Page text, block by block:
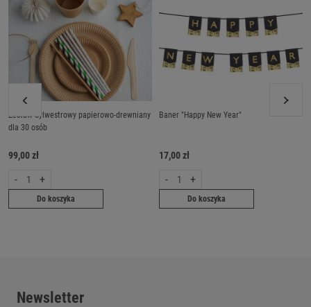
Zestaw Sylwestrowy papierowo-drewniany
dla 30 osób
99,00 zł
- +
Do koszyka
Baner "Happy New Year"
17,00 zł
- +
Do koszyka
Newsletter